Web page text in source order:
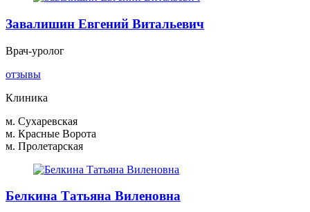
Завалишин Евгений Витальевич
Врач-уролог
отзывы
Клиника
м. Сухаревская
м. Красные Ворота
м. Пролетарская
Белкина Татьяна Виленовна